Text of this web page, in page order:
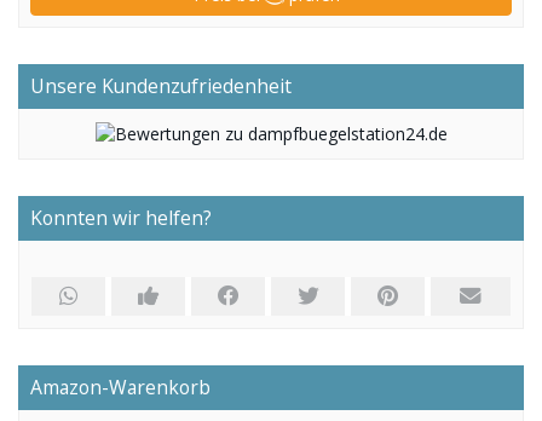
Unsere Kundenzufriedenheit
Konnten wir helfen?
Amazon-Warenkorb